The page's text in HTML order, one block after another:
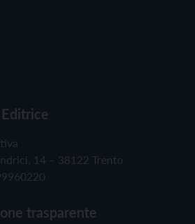
14 – 38122 Trento
trasparente